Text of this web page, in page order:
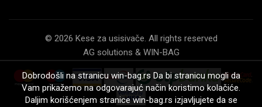
© 2026 Kese za usisivače. All rights reserved
AG solutions & WIN-BAG
Dobrodošli na stranicu win-bag.rs Da bi stranicu mogli da
Vam prikažemo na odgovarajuć način koristimo kolačiće.
Daljim korišćenjem stranice win-bag.rs izjavljujete da se